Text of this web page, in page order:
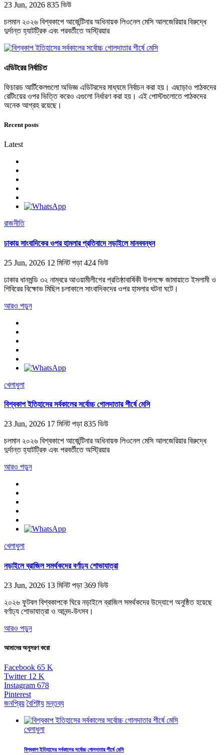
23 Jun, 2026 835 ভিউ
চলমান ২০২৬ বিশ্বকাপে আর্জেন্টিনার অধিনায়ক লিওনেল মেসি আলজেরিয়ার বিরুদ্ধে
দুর্দান্ত হ্যাটট্রিক এবং পরবর্তীতে অস্ট্রিয়ার
এডিটরের নির্বাচিত
ফিচারড আর্টিকেলগুলো অভিজ্ঞ এডিটরদের মাধ্যমে নির্বাচন করা হয়। এছাড়াও পাঠকদের
রেটিংয়ের ওপর ভিত্তি করেও এগুলো নির্ধারণ করা হয়। এই পোস্টগুলোতে পাঠকদের
অনেক আগ্রহ রয়েছে।
Recent posts
Latest
রাজনীতি
ঢাকায় সাংবাদিকের ওপর হামলার প্রতিবাদে নড়াইলে মানববন্ধন
25 Jun, 2026 12 মিনিট পড়া 424 ভিউ
ঢাকার ধানমন্ডি ৩২ নাম্বরে আওয়ামীলীগের প্রতিষ্ঠাবার্ষিকী উপলক্ষে জামায়াতে ইসলামী ও
শিবিরের বিক্ষোভ মিছিল চলাকালে সাংবাদিকদের ওপর হামলার ঘটনা ঘটে।
আরও পড়ুন
খেলাধুলা
বিশ্বকাপ ইতিহাসের সর্বকালের সর্বোচ্চ গোলদাতার শীর্ষে মেসি
23 Jun, 2026 17 মিনিট পড়া 835 ভিউ
চলমান ২০২৬ বিশ্বকাপে আর্জেন্টিনার অধিনায়ক লিওনেল মেসি আলজেরিয়ার বিরুদ্ধে
দুর্দান্ত হ্যাটট্রিক এবং পরবর্তীতে অস্ট্রিয়ার
আরও পড়ুন
খেলাধুলা
নড়াইলে ব্রাজিল সমর্থকদের বর্ণাঢ্য শোভাযাত্রা
23 Jun, 2026 13 মিনিট পড়া 369 ভিউ
২০২৬ ফুটবল বিশ্বকাপকে ঘিরে নড়াইলে ব্রাজিল সমর্থকদের উদ্যোগে অনুষ্ঠিত হয়েছে
বর্ণাঢ্য শোভাযাত্রা ও আনন্দ-উৎসব।
আরও পড়ুন
আমাদের অনুসরণ করো
Facebook 65 K
Twitter 12 K
Instagram 678
Pinterest
জনপ্রিয় বৈশিষ্ট্য মন্তব্য
খেলাধুলা
বিশ্বকাপ ইতিহাসের সর্বকালের সর্বোচ্চ গোলদাতার শীর্ষে মেসি